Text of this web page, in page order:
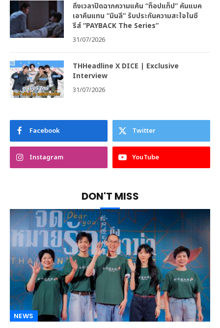
ถึงเวลาปิดฉากความแค้น “ท็อปแท็ป” คัมแบค
เอาคืนแทน “มินลี” รับประกันความสะใจในซี
รีส์ “PAYBACK The Series”
31/07/2026
THHeadline X DICE | Exclusive
Interview
31/07/2026
Facebook Twitter
Instagram YouTube
DON'T MISS
NEWS